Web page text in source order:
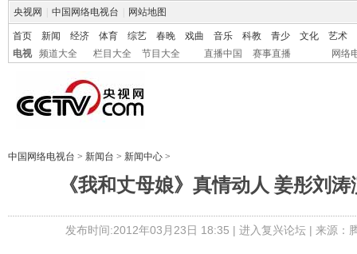
央视网 中国网络电视台 网站地图
首页 新闻 经济 体育 综艺 春晚 戏曲 音乐 科教 青少 文化
艺术
电视
频道大全 栏目大全 节目大全 直播中国 赛事直播 网络
中国网络电视台 > 新闻台 > 新闻中心 >
《我和丈母娘》真情动人 姜彤刘
发布时间:2012年03月23日 18:35 | 进入复兴论坛| 来源：